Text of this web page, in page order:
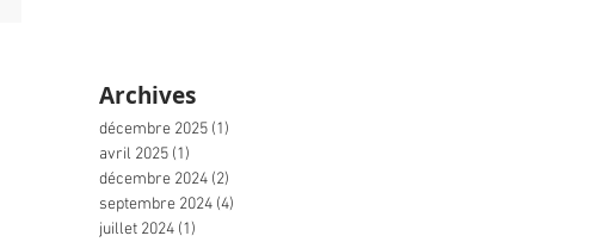
Archives
décembre 2025 (1)
avril 2025 (1)
décembre 2024 (2)
septembre 2024 (4)
juillet 2024 (1)